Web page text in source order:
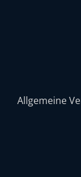
Allgemeine